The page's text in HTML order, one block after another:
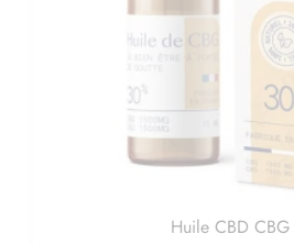
Huile CBD